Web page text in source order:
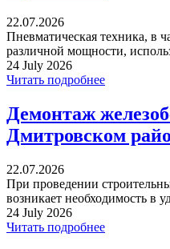
22.07.2026
Пневматическая техника, в
различной мощности,
24 July 2026
Читать подробнее
Демонтаж
Дмитровском
22.07.2026
При проведении
возникает необходимость в
24 July 2026
Читать подробнее